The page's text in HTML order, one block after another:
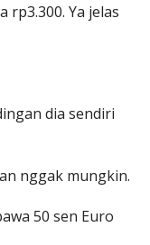
rp3.300. Ya jelas
dia sendiri
nggak mungkin.
50 sen Euro